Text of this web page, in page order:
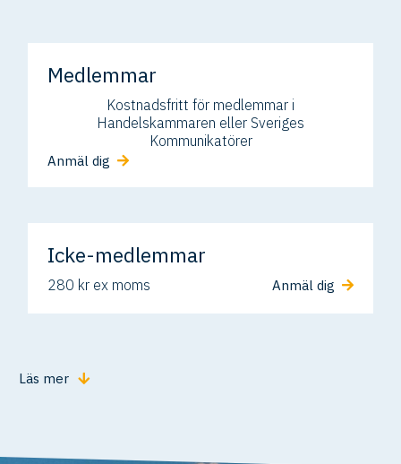
Medlemmar
Kostnadsfritt för medlemmar i
Handelskammaren eller Sveriges
Kommunikatörer
Anmäl dig
Icke-medlemmar
280 kr ex moms Anmäl dig
Läs mer